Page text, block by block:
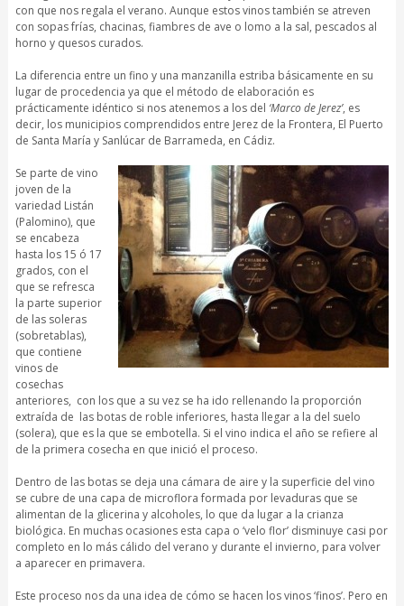
con que nos regala el verano. Aunque estos vinos también se atreven
con sopas frías, chacinas, fiambres de ave o lomo a la sal, pescados al
horno y quesos curados.
La diferencia entre un fino y una manzanilla estriba básicamente en su
lugar de procedencia ya que el método de elaboración es
prácticamente idéntico si nos atenemos a los del ‘Marco de Jerez’, es
decir, los municipios comprendidos entre Jerez de la Frontera, El Puerto
de Santa María y Sanlúcar de Barrameda, en Cádiz.
Se parte de vino
joven de la
variedad Listán
(Palomino), que
se encabeza
hasta los 15 ó 17
grados, con el
que se refresca
la parte superior
de las soleras
(sobretablas),
que contiene
vinos de
cosechas
anteriores, con los que a su vez se ha ido rellenando la proporción
extraída de las botas de roble inferiores, hasta llegar a la del suelo
(solera), que es la que se embotella. Si el vino indica el año se refiere al
de la primera cosecha en que inició el proceso.
Dentro de las botas se deja una cámara de aire y la superficie del vino
se cubre de una capa de microflora formada por levaduras que se
alimentan de la glicerina y alcoholes, lo que da lugar a la crianza
biológica. En muchas ocasiones esta capa o ‘velo flor’ disminuye casi por
completo en lo más cálido del verano y durante el invierno, para volver
a aparecer en primavera.
Este proceso nos da una idea de cómo se hacen los vinos ‘finos’. Pero en